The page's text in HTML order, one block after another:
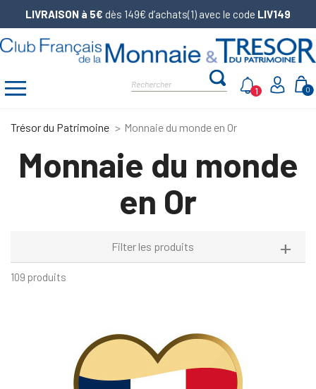
LIVRAISON à 5€ dès 149€ d’achats(1) avec le code LIV149
0
1
Trésor du Patrimoine Monnaie du monde en Or
Monnaie du monde
en Or
Filter les produits
109 produits